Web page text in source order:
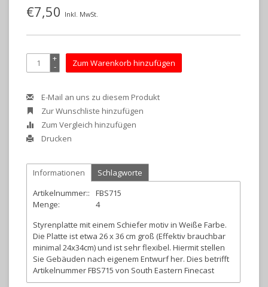
€7,50 Inkl. MwSt.
+
- Zum Warenkorb hinzufügen
E-Mail an uns zu diesem Produkt
Zur Wunschliste hinzufügen
Zum Vergleich hinzufügen
Drucken
Informationen
Schlagworte
Artikelnummer::
FBS715
Menge:
4
Styrenplatte mit einem Schiefer motiv in Weiße Farbe.
Die Platte ist etwa 26 x 36 cm groß (Effektiv brauchbar
minimal 24x34cm) und ist sehr flexibel. Hiermit stellen
Sie Gebäuden nach eigenem Entwurf her. Dies betrifft
Artikelnummer FBS715 von South Eastern Finecast